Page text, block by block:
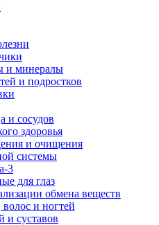
и минералы
и подростков
и сосудов
здоровья
и очищения
системы
3
для глаз
обмена веществ
и ногтей
и суставов